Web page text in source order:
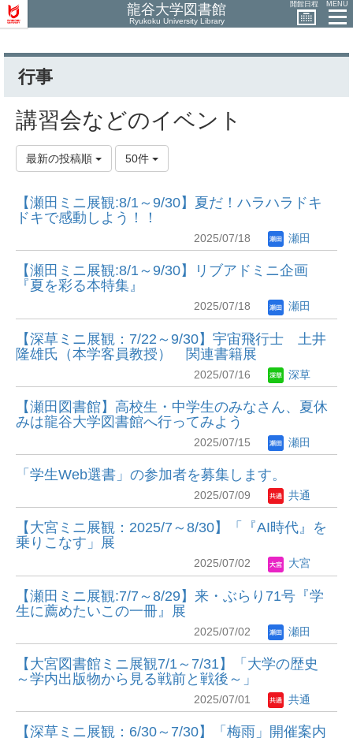
龍谷大学図書館
Ryukoku University Library
開館日程 MENU
行事
講習会などのイベント
最新の投稿順 50件
【瀬田ミニ展観:8/1～9/30】夏だ！ハラハラドキ
ドキで感動しよう！！
2025/07/18 瀬田
【瀬田ミニ展観:8/1～9/30】リブアドミニ企画
『夏を彩る本特集』
2025/07/18 瀬田
【深草ミニ展観：7/22～9/30】宇宙飛行士 土井
隆雄氏（本学客員教授） 関連書籍展
2025/07/16 深草
【瀬田図書館】高校生・中学生のみなさん、夏休
みは龍谷大学図書館へ行ってみよう
2025/07/15 瀬田
「学生Web選書」の参加者を募集します。
2025/07/09 共通
【大宮ミニ展観：2025/7～8/30】「『AI時代』を
乗りこなす」展
2025/07/02 大宮
【瀬田ミニ展観:7/7～8/29】来・ぶらり71号『学
生に薦めたいこの一冊』展
2025/07/02 瀬田
【大宮図書館ミニ展観7/1～7/31】「大学の歴史
～学内出版物から見る戦前と戦後～」
2025/07/01 共通
【深草ミニ展観：6/30～7/30】「梅雨」開催案内